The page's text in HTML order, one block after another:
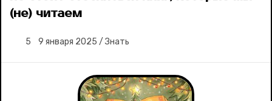
(не) читаем
5 9 января 2025 / Знать